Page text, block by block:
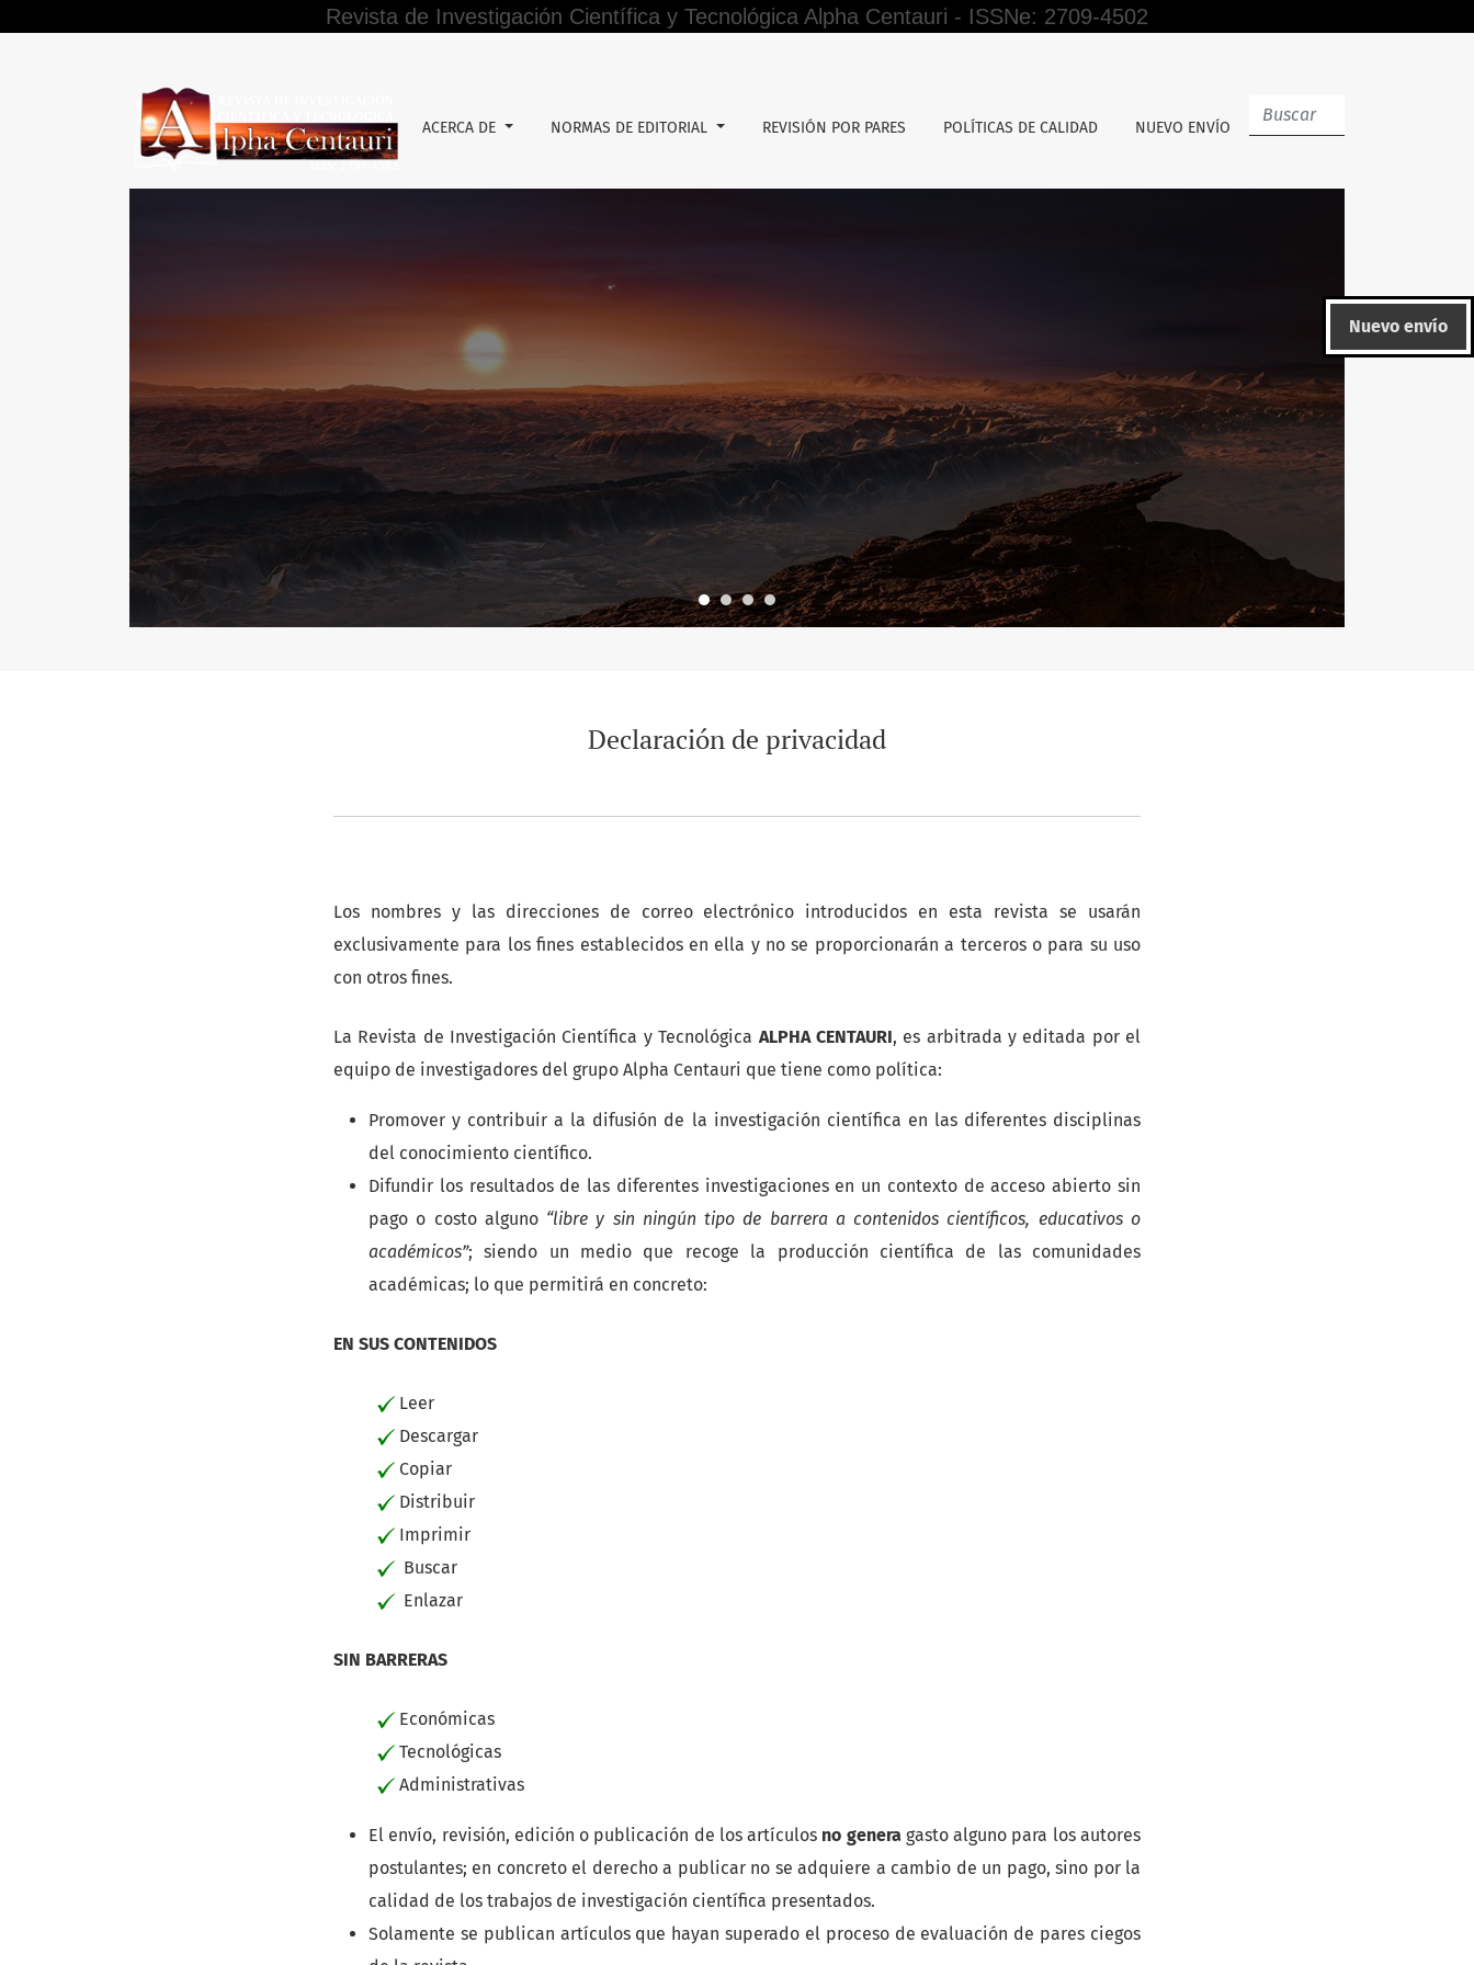
Revista de Investigación Científica y Tecnológica Alpha Centauri - ISSNe: 2709-4502
ACERCA DE NORMAS DE EDITORIAL REVISIÓN POR PARES POLÍTICAS DE CALIDAD NUEVO ENVÍO
Nuevo envío
Declaración de privacidad
Los nombres y las direcciones de correo electrónico introducidos en esta revista se usarán
exclusivamente para los fines establecidos en ella y no se proporcionarán a terceros o para su uso
con otros fines.
La Revista de Investigación Científica y Tecnológica ALPHA CENTAURI, es arbitrada y editada por el
equipo de investigadores del grupo Alpha Centauri que tiene como política:
Promover y contribuir a la difusión de la investigación científica en las diferentes disciplinas
del conocimiento científico.
Difundir los resultados de las diferentes investigaciones en un contexto de acceso abierto sin
pago o costo alguno “libre y sin ningún tipo de barrera a contenidos científicos, educativos o
académicos”; siendo un medio que recoge la producción científica de las comunidades
académicas; lo que permitirá en concreto:
EN SUS CONTENIDOS
Leer
Descargar
Copiar
Distribuir
Imprimir
Buscar
Enlazar
SIN BARRERAS
Económicas
Tecnológicas
Administrativas
El envío, revisión, edición o publicación de los artículos no genera gasto alguno para los autores
postulantes; en concreto el derecho a publicar no se adquiere a cambio de un pago, sino por la
calidad de los trabajos de investigación científica presentados.
Solamente se publican artículos que hayan superado el proceso de evaluación de pares ciegos